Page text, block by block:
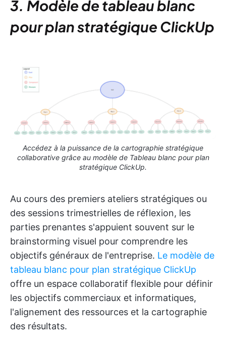
3. Modèle de tableau blanc
pour plan stratégique ClickUp
Accédez à la puissance de la cartographie stratégique
collaborative grâce au modèle de Tableau blanc pour plan
stratégique ClickUp.
Au cours des premiers ateliers stratégiques ou
des sessions trimestrielles de réflexion, les
parties prenantes s'appuient souvent sur le
brainstorming visuel pour comprendre les
objectifs généraux de l'entreprise. Le modèle de
tableau blanc pour plan stratégique ClickUp
offre un espace collaboratif flexible pour définir
les objectifs commerciaux et informatiques,
l'alignement des ressources et la cartographie
des résultats.